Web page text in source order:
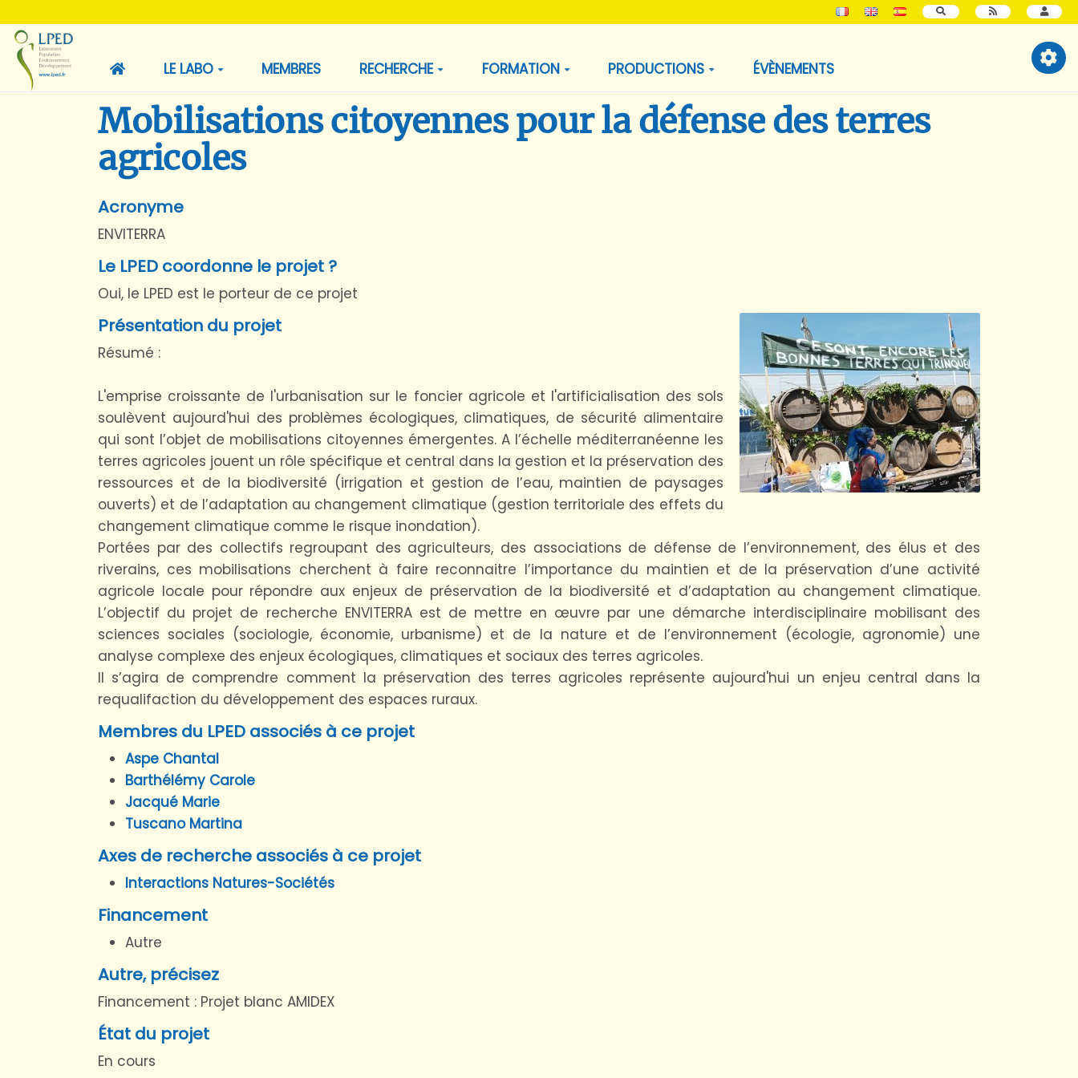
RECHERCHER
LE LABO MEMBRES RECHERCHE FORMATION PRODUCTIONS ÉVÈNEMENTS
Mobilisations citoyennes pour la défense des terres
agricoles
Acronyme
ENVITERRA
Le LPED coordonne le projet ?
Oui, le LPED est le porteur de ce projet
Présentation du projet
Résumé :
L'emprise croissante de l'urbanisation sur le foncier agricole et l'artificialisation des sols
soulèvent aujourd'hui des problèmes écologiques, climatiques, de sécurité alimentaire
qui sont l’objet de mobilisations citoyennes émergentes. A l’échelle méditerranéenne les
terres agricoles jouent un rôle spécifique et central dans la gestion et la préservation des
ressources et de la biodiversité (irrigation et gestion de l’eau, maintien de paysages
ouverts) et de l’adaptation au changement climatique (gestion territoriale des effets du
changement climatique comme le risque inondation).
Portées par des collectifs regroupant des agriculteurs, des associations de défense de l’environnement, des élus et des
riverains, ces mobilisations cherchent à faire reconnaitre l’importance du maintien et de la préservation d’une activité
agricole locale pour répondre aux enjeux de préservation de la biodiversité et d’adaptation au changement climatique.
L’objectif du projet de recherche ENVITERRA est de mettre en œuvre par une démarche interdisciplinaire mobilisant des
sciences sociales (sociologie, économie, urbanisme) et de la nature et de l’environnement (écologie, agronomie) une
analyse complexe des enjeux écologiques, climatiques et sociaux des terres agricoles.
Il s’agira de comprendre comment la préservation des terres agricoles représente aujourd'hui un enjeu central dans la
requalifaction du développement des espaces ruraux.
Membres du LPED associés à ce projet
Aspe Chantal
Barthélémy Carole
Jacqué Marie
Tuscano Martina
Axes de recherche associés à ce projet
Interactions Natures-Sociétés
Financement
Autre
Autre, précisez
Financement : Projet blanc AMIDEX
État du projet
En cours